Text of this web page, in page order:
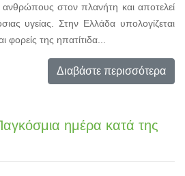
ανθρώπους στον πλανήτη και αποτελεί
υγείας. Στην Ελλάδα υπολογίζεται
φορείς της ηπατίτιδα...
Διαβάστε περισσότερα
ημέρα κατά της